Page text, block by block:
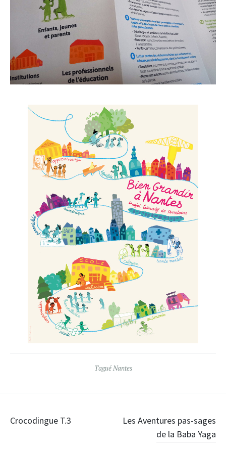
TaguéNantes
Navigation
Crocodingue T.3
Les Aventures pas-sages
de la Baba Yaga